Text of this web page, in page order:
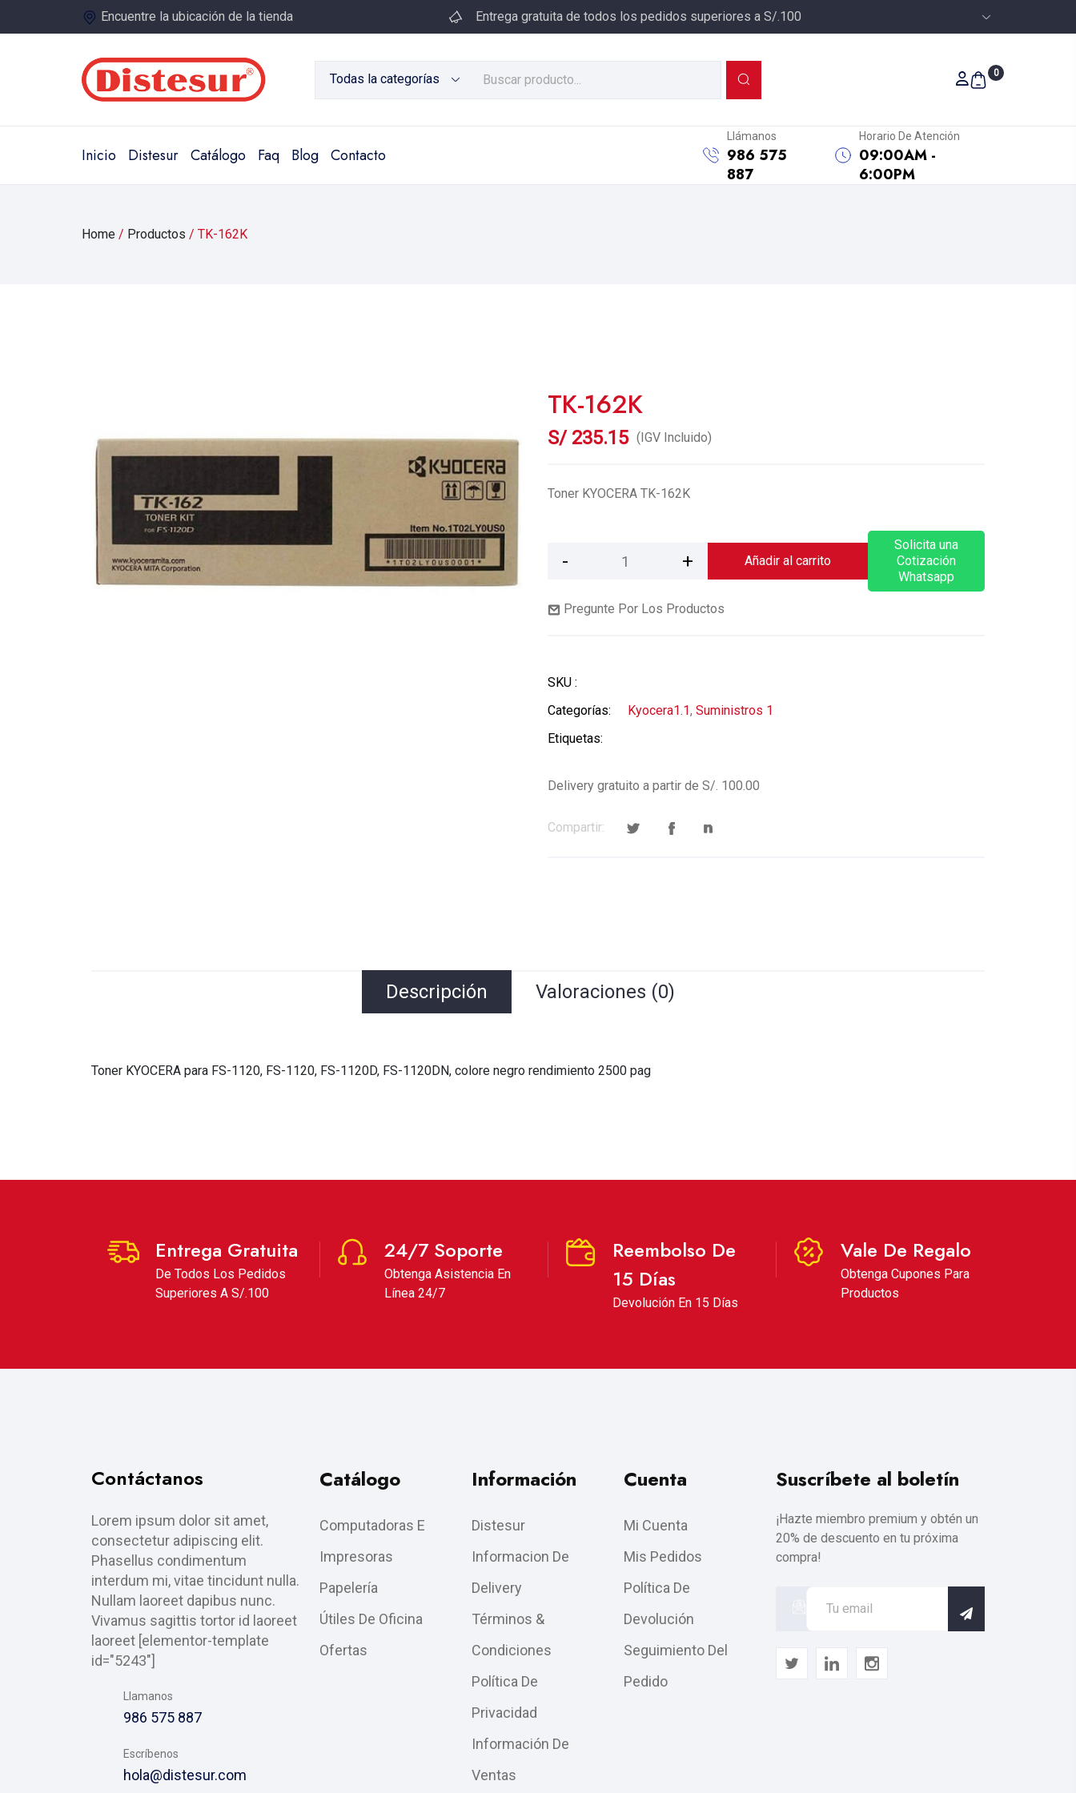
Encuentre la ubicación de la tienda Entrega gratuita de todos los pedidos superiores a S/.100
Todas la categorías 0
Inicio Distesur Catálogo Faq Blog Contacto
Llámanos
986 575
887
Horario De Atención
09:00AM -
6:00PM
Home / Productos / TK-162K
TK-162K
S/235.15 (IGV Incluido)
Toner KYOCERA TK-162K
Añadir al carrito
Solicita una
Cotización
Whatsapp
Pregunte Por Los Productos
SKU :
Categorías:
Kyocera1.1, Suministros 1
Etiquetas:
Delivery gratuito a partir de S/. 100.00
Compartir:
Descripción Valoraciones (0)
Toner KYOCERA para FS-1120, FS-1120, FS-1120D, FS-1120DN, colore negro rendimiento 2500 pag
Entrega Gratuita
De Todos Los Pedidos
Superiores A S/.100
24/7 Soporte
Obtenga Asistencia En
Línea 24/7
Reembolso De
15 Días
Devolución En 15 Días
Vale De Regalo
Obtenga Cupones Para
Productos
Contáctanos
Lorem ipsum dolor sit amet,
consectetur adipiscing elit.
Phasellus condimentum
interdum mi, vitae tincidunt nulla.
Nullam laoreet dapibus nunc.
Vivamus sagittis tortor id laoreet
laoreet [elementor-template
id="5243"]
Llamanos
986 575 887
Escríbenos
hola@distesur.com
Catálogo
Computadoras E
Impresoras
Papelería
Útiles De Oficina
Ofertas
Información
Distesur
Informacion De
Delivery
Términos &
Condiciones
Política De
Privacidad
Información De
Ventas
Cuenta
Mi Cuenta
Mis Pedidos
Política De
Devolución
Seguimiento Del
Pedido
Suscríbete al boletín
¡Hazte miembro premium y obtén un
20% de descuento en tu próxima
compra!